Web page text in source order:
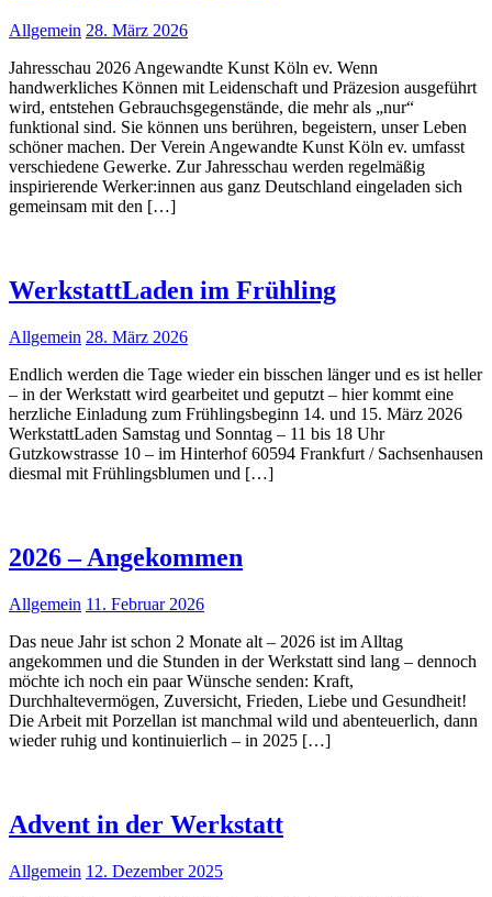
Allgemein 28. März 2026
Jahresschau 2026 Angewandte Kunst Köln ev. Wenn
handwerkliches Können mit Leidenschaft und Präzesion ausgeführt
wird, entstehen Gebrauchsgegenstände, die mehr als „nur“
funktional sind. Sie können uns berühren, begeistern, unser Leben
schöner machen. Der Verein Angewandte Kunst Köln ev. umfasst
verschiedene Gewerke. Zur Jahresschau werden regelmäßig
inspirierende Werker:innen aus ganz Deutschland eingeladen sich
gemeinsam mit den […]
WerkstattLaden im Frühling
Allgemein 28. März 2026
Endlich werden die Tage wieder ein bisschen länger und es ist heller
– in der Werkstatt wird gearbeitet und geputzt – hier kommt eine
herzliche Einladung zum Frühlingsbeginn 14. und 15. März 2026
WerkstattLaden Samstag und Sonntag – 11 bis 18 Uhr
Gutzkowstrasse 10 – im Hinterhof 60594 Frankfurt / Sachsenhausen
diesmal mit Frühlingsblumen und […]
2026 – Angekommen
Allgemein 11. Februar 2026
Das neue Jahr ist schon 2 Monate alt – 2026 ist im Alltag
angekommen und die Stunden in der Werkstatt sind lang – dennoch
möchte ich noch ein paar Wünsche senden: Kraft,
Durchhaltevermögen, Zuversicht, Frieden, Liebe und Gesundheit!
Die Arbeit mit Porzellan ist manchmal wild und abenteuerlich, dann
wieder ruhig und kontinuierlich – in 2025 […]
Advent in der Werkstatt
Allgemein 12. Dezember 2025